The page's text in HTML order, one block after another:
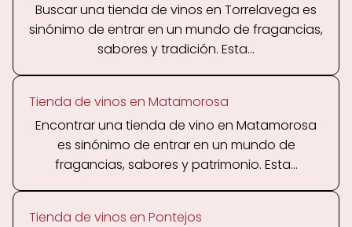
Buscar una tienda de vinos en Torrelavega es
sinónimo de entrar en un mundo de fragancias,
sabores y tradición. Esta...
Tienda de vinos en Matamorosa
Encontrar una tienda de vino en Matamorosa
es sinónimo de entrar en un mundo de
fragancias, sabores y patrimonio. Esta...
Tienda de vinos en Pontejos